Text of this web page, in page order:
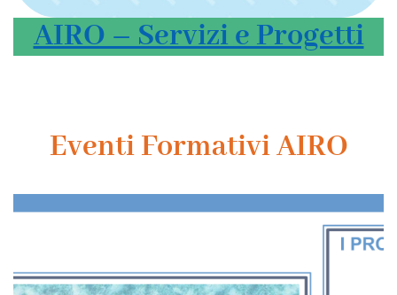
AIRO – Servizi e Progetti
Eventi Formativi AIRO